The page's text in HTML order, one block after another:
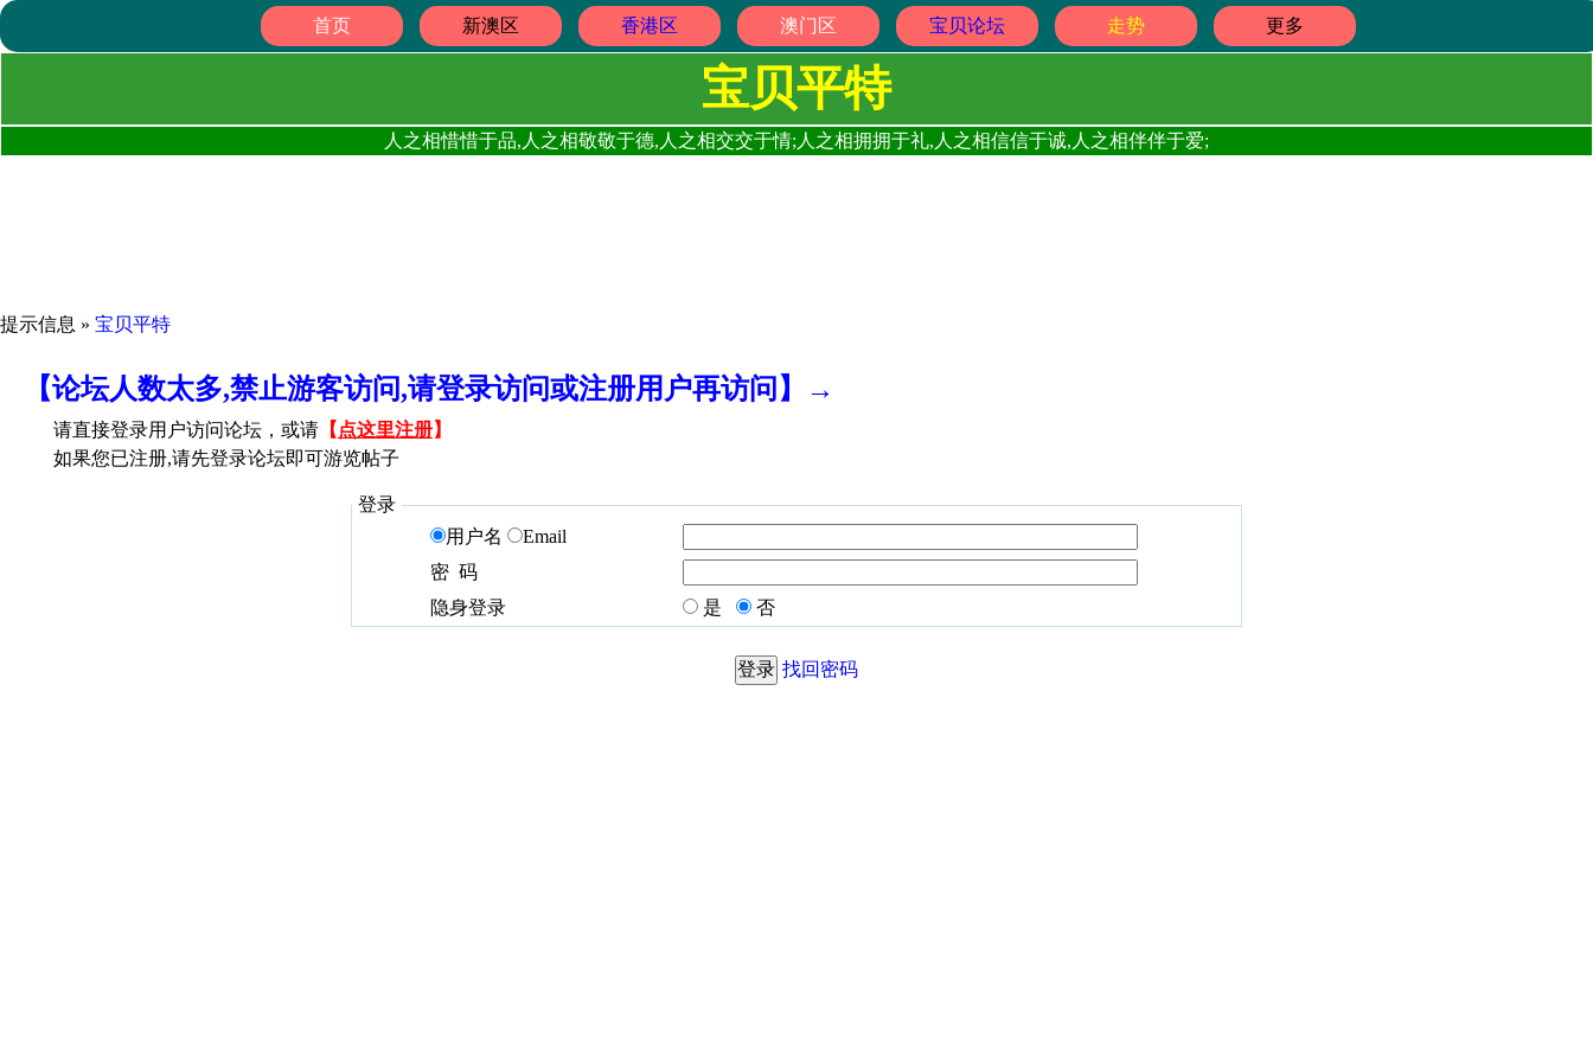
首页 新澳区 香港区 澳门区 宝贝论坛 走势 更多
宝贝平特
人之相惜惜于品,人之相敬敬于德,人之相交交于情;人之相拥拥于礼,人之相信信于诚,人之相伴伴于爱;
提示信息 » 宝贝平特
【论坛人数太多,禁止游客访问,请登录访问或注册用户再访问】→
请直接登录用户访问论坛，或请 【 点这里注册】
如果您已注册,请先登录论坛即可游览帖子
登录
用户名
Email
密 码
隐身登录
是 否
找回密码